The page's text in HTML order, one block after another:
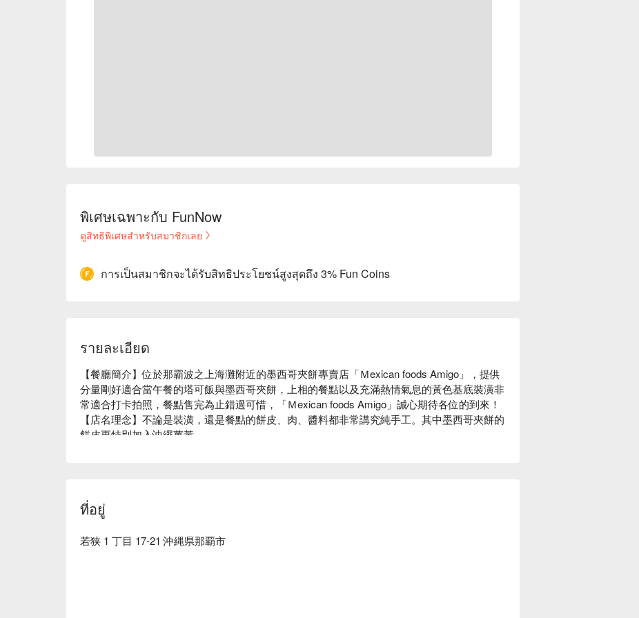
พิเศษเฉพาะกับ FunNow
ดูสิทธิพิเศษสำหรับสมาชิกเลย
การเป็นสมาชิกจะได้รับสิทธิประโยชน์สูงสุดถึง 3% Fun Coins
รายละเอียด
【餐廳簡介】位於那霸波之上海灘附近的墨西哥夾餅專賣店「Ｍexican foods Amigo」，提供
分量剛好適合當午餐的塔可飯與墨西哥夾餅，上相的餐點以及充滿熱情氣息的黃色基底裝潢非
常適合打卡拍照，餐點售完為止錯過可惜，「Ｍexican foods Amigo」誠心期待各位的到來！
【店名理念】不論是裝潢，還是餐點的餅皮、肉、醬料都非常講究純手工。其中墨西哥夾餅的
餅皮更特別加入沖繩薑黃。
ที่อยู่
若狭 1 丁目 17-21 沖縄県那覇市